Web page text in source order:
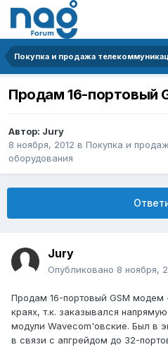
Продам 16-портовый
Автор: Jury
8 ноября, 2012 в Покупка и
оборудования
Jury
Опубликовано 8 ноября,
Продам 16-портовый GSM модем
краях, т.к. заказывался
модули Wavecom'овские. Был в
в связи с апгрейдом до 32-